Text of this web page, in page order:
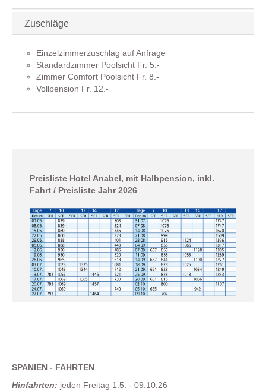
Zuschläge
Einzelzimmerzuschlag auf Anfrage
Standardzimmer Poolsicht Fr. 5.-
Zimmer Comfort Poolsicht Fr. 8.-
Vollpension Fr. 12.-
Preisliste Hotel Anabel, mit Halbpension, inkl.
Fahrt / Preisliste Jahr 2026
SPANIEN - FAHRTEN
Hinfahrten: jeden Freitag 1.5. - 09.10.26